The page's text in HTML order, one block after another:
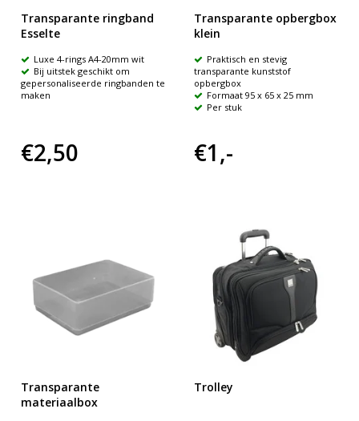
Transparante ringband
Esselte
Luxe 4-rings A4-20mm wit
Bij uitstek geschikt om
gepersonaliseerde ringbanden te
maken
€2,50
Transparante opbergbox
klein
Praktisch en stevig
transparante kunststof
opbergbox
Formaat 95 x 65 x 25 mm
Per stuk
€1,-
Transparante
materiaalbox
Trolley